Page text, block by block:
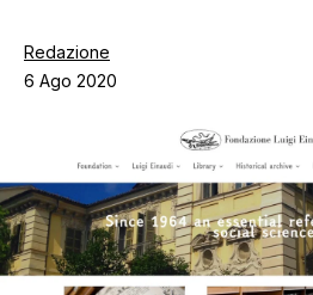
Redazione
6 Ago 2020